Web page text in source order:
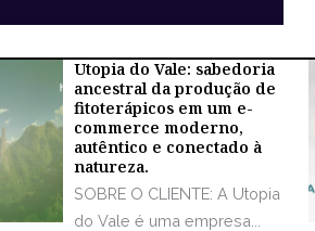
Utopia do Vale: sabedoria
ancestral da produção de
fitoterápicos em um e-
commerce moderno,
autêntico e conectado à
natureza.
SOBRE O CLIENTE: A Utopia
do Vale é uma empresa...